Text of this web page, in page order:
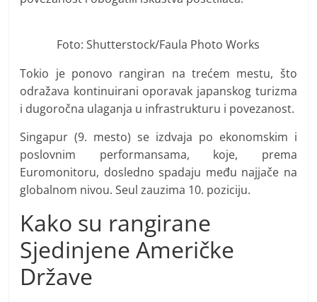
Foto: Shutterstock/Faula Photo Works
Tokio je ponovo rangiran na trećem mestu, što
odražava kontinuirani oporavak japanskog turizma
i dugoročna ulaganja u infrastrukturu i povezanost.
Singapur (9. mesto) se izdvaja po ekonomskim i
poslovnim performansama, koje, prema
Euromonitoru, dosledno spadaju među najjače na
globalnom nivou. Seul zauzima 10. poziciju.
Kako su rangirane
Sjedinjene Američke
Države